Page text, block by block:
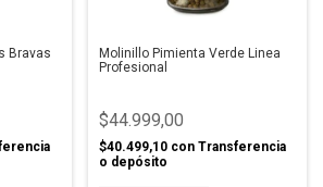
Bravas
Molinillo Pimienta Verde Linea
Profesional
$44.999,00
$40.499,10 con Transferencia
o depósito